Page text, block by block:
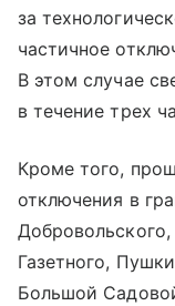
за
частичное
В этом случае
в течение трех
Кроме того,
отключения в
Газетного,
Большой